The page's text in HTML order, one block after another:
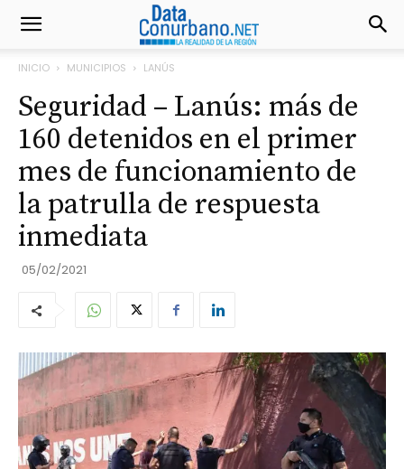
INICIO MUNICIPIOS LANÚS
Seguridad – Lanús: más de
160 detenidos en el primer
mes de funcionamiento de
la patrulla de respuesta
inmediata
05/02/2021